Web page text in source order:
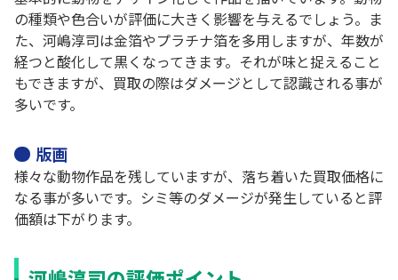
の種類や色合いが評価に大きく影響を与えるでしょう。ま
た、河嶋淳司は金箔やプラチナ箔を多用しますが、年数が
経つと酸化して黒くなってきます。それが味と捉えること
もできますが、買取の際はダメージとして認識される事が
多いです。
版画
様々な動物作品を残していますが、落ち着いた買取価格に
なる事が多いです。シミ等のダメージが発生していると評
価額は下がります。